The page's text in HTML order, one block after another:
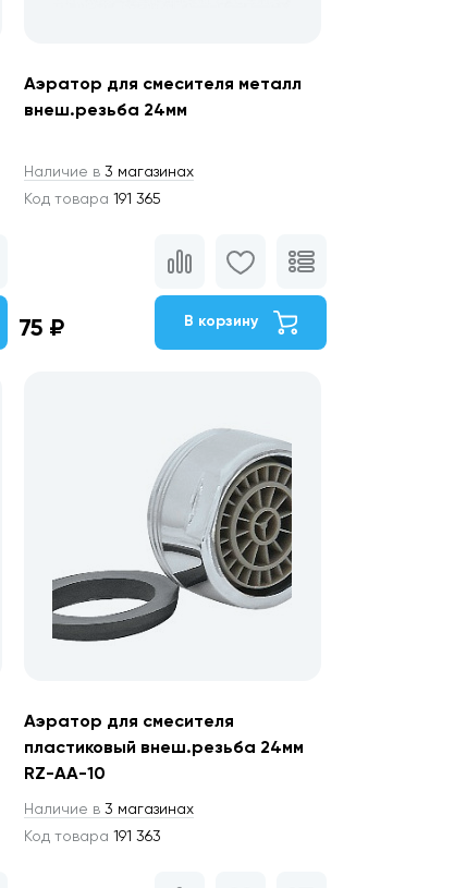
Аэратор для смесителя металл
внеш.резьба 24мм
Наличие в3 магазинах
Код товара 191 365
75 ₽ В корзину
Аэратор для смесителя
пластиковый внеш.резьба 24мм
RZ-AA-10
Наличие в3 магазинах
Код товара 191 363